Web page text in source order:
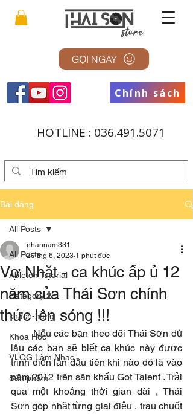
GỌI NGAY
Chính sách
HOTLINE : 036.491.5071
Bài đăng
All Posts
Ableton Tutorial
Category 2
khach-hang
Khoa Hoc
VLOG Làm Nhạc
Sản phẩm
All Posts
Vợ Nhặt - ca khúc ấp ủ 12
năm của Thái Sơn chính
thức lên sóng !!!
nhannam331
20 thg 6, 2023 1 phút đọc
        Nếu các bạn theo dõi Thái Sơn đủ
lâu các bạn sẽ biết ca khúc này được
trình diễn lần đầu tiên khi nào đó là vào
năm 2012 trên sân khấu Got Talent . Trải
qua một khoảng thời gian dài , Thái
Sơn góp nhặt từng giai điệu , trau chuốt